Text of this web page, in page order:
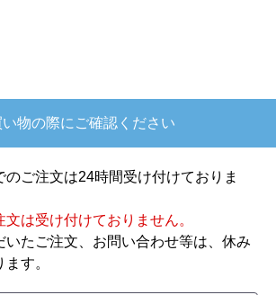
のくらいで届きましたか？】
すがあまりに早かったので少し驚
コメント】
連絡もしっかりありましたし、商
い物の際にご確認ください
のご注文は24時間受け付けておりま
は受け付けておりません。
たご注文、お問い合わせ等は、休み
す。